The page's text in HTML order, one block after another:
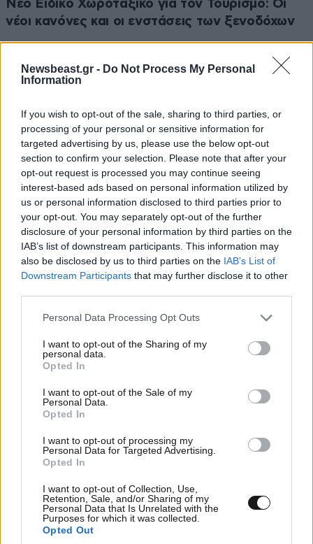
Newsbeast.gr - Do Not Process My Personal
Information
If you wish to opt-out of the sale, sharing to third parties, or
processing of your personal or sensitive information for
targeted advertising by us, please use the below opt-out
section to confirm your selection. Please note that after your
opt-out request is processed you may continue seeing
interest-based ads based on personal information utilized by
us or personal information disclosed to third parties prior to
your opt-out. You may separately opt-out of the further
disclosure of your personal information by third parties on the
IAB’s list of downstream participants. This information may
also be disclosed by us to third parties on the IAB’s List of
Downstream Participants that may further disclose it to other
Please note that this website/app uses one or more Google
not limited to your visit or usage behaviour. You may click to
grant or deny consent to Google and its third-party tags to
use your data for below specified purposes in below Google
consent section.
Personal Data Processing Opt Outs
I want to opt-out of the Sharing of my
personal data.
Opted In
I want to opt-out of the Sale of my
Personal Data.
Opted In
I want to opt-out of processing my
Personal Data for Targeted Advertising.
Opted In
I want to opt-out of Collection, Use,
Retention, Sale, and/or Sharing of my
Personal Data that Is Unrelated with the
Purposes for which it was collected.
Opted Out
Νέο Ειδικό Χωροταξικό για τον Τουρισμό: Οι
νέοι κανόνες και οι ενστάσεις των ξενοδόχων
Μαρία Καρυστιανού – «Ελπίδα για τη
λήψη αποφάσεων